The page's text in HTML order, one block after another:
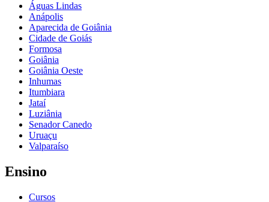
Águas Lindas
Anápolis
Aparecida de Goiânia
Cidade de Goiás
Formosa
Goiânia
Goiânia Oeste
Inhumas
Itumbiara
Jataí
Luziânia
Senador Canedo
Uruaçu
Valparaíso
Ensino
Cursos